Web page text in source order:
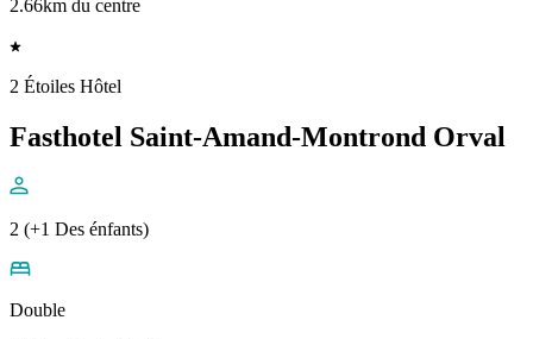
2.66km du centre
2 Étoiles Hôtel
Fasthotel Saint-Amand-Montrond Orval
2 (+1 Des énfants)
Double